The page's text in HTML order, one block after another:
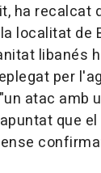
ha recalcat
localitat de
libanés
per
atac amb
que